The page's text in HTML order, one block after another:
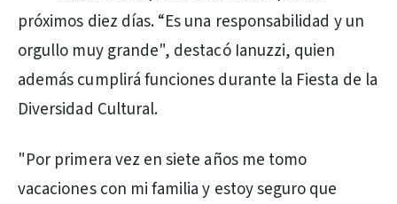
próximos diez días. “Es una responsabilidad y un
orgullo muy grande", destacó Ianuzzi, quien
además cumplirá funciones durante la Fiesta de la
Diversidad Cultural.
"Por primera vez en siete años me tomo
vacaciones con mi familia y estoy seguro que